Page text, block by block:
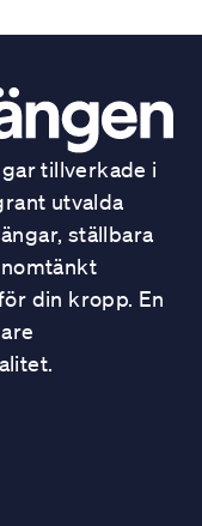
tillverkade i
utvalda
ställbara
din kropp. En